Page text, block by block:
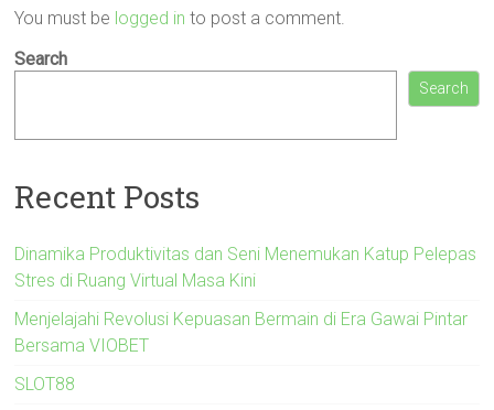
You must be logged in to post a comment.
Search
Search
Recent Posts
Dinamika Produktivitas dan Seni Menemukan Katup Pelepas
Stres di Ruang Virtual Masa Kini
Menjelajahi Revolusi Kepuasan Bermain di Era Gawai Pintar
Bersama VIOBET
SLOT88